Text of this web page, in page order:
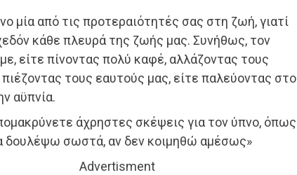
μία από τις προτεραιότητές σας στη ζωή, γιατί
κάθε πλευρά της ζωής μας. Συνήθως, τον
είτε πίνοντας πολύ καφέ, αλλάζοντας τους
τους εαυτούς μας, είτε παλεύοντας στο
αϋπνία.
άχρηστες σκέψεις για τον ύπνο, όπως
δουλέψω σωστά, αν δεν κοιμηθώ αμέσως»
Advertisment